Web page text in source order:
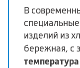
В
изделий из
бережная, с